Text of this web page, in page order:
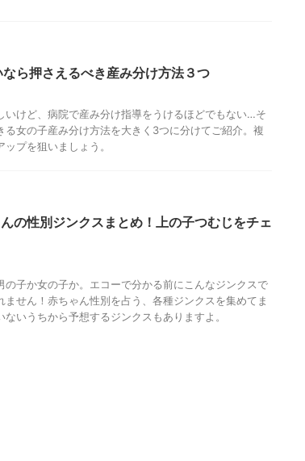
ら押さえるべき産み分け方法３つ
いけど、病院で産み分け指導をうけるほどでもない…そ
る女の子産み分け方法を大きく3つに分けてご紹介。複
プを狙いましょう。
の性別ジンクスまとめ！上の子つむじをチェ
子か女の子か。エコーで分かる前にこんなジンクスで
せん！赤ちゃん性別を占う、各種ジンクスを集めてま
いうちから予想するジンクスもありますよ。